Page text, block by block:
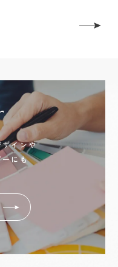
ザインや
ーにも